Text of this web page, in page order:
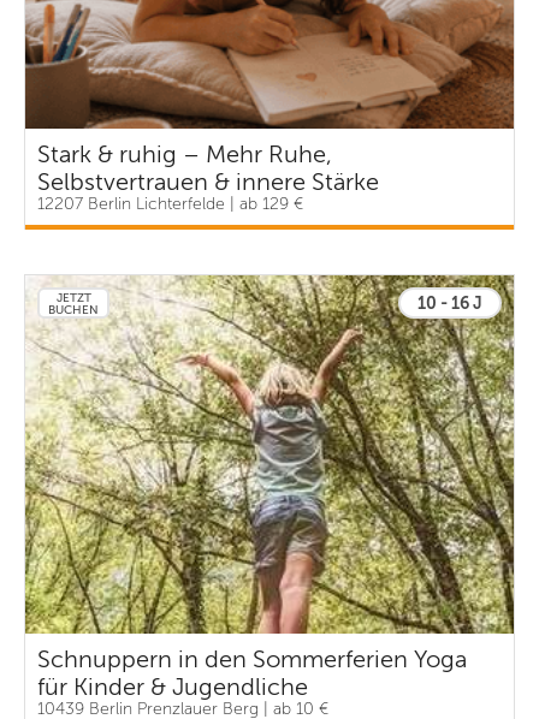
Stark & ruhig – Mehr Ruhe,
Selbstvertrauen & innere Stärke
12207 Berlin Lichterfelde | ab 129 €
JETZT
BUCHEN
10 - 16 J
Schnuppern in den Sommerferien Yoga
für Kinder & Jugendliche
10439 Berlin Prenzlauer Berg | ab 10 €